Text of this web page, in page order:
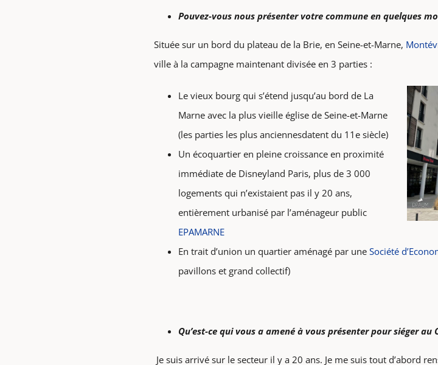
Pouvez-vous nous présenter votre commune en quelques
Située sur un bord du plateau de la Brie, en Seine-et-Marne,
ville à la campagne maintenant divisée en 3 parties :
Le vieux bourg qui s’étend jusqu’au bord de La
Marne avec la plus vieille église de Seine-et-Marne
(les parties les plus anciennesdatent du 11e siècle)
Un écoquartier en pleine croissance en proximité
immédiate de Disneyland Paris, plus de 3 000
logements qui n’existaient pas il y 20 ans,
entièrement urbanisé par l’aménageur public
EPAMARNE
En trait d’union un quartier aménagé par une Société
pavillons et grand collectif)
Qu’est-ce qui vous a amené à vous présenter pour siéger au
Je suis arrivé sur le secteur il y a 20 ans. Je me suis tout d’abord